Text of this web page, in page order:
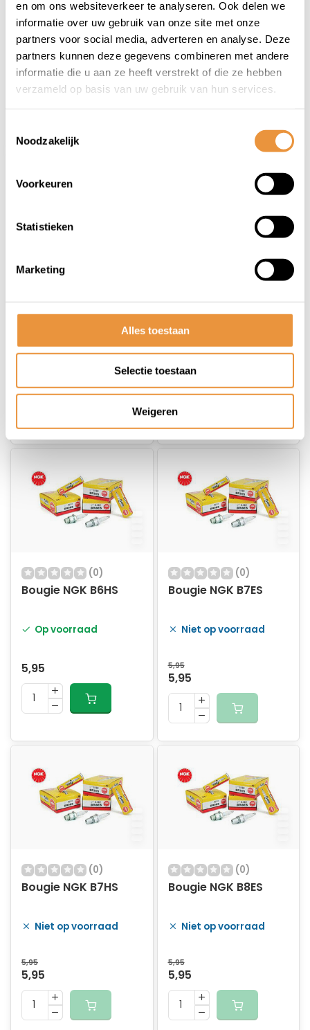
en om ons websiteverkeer te analyseren. Ook delen we
informatie over uw gebruik van onze site met onze
partners voor social media, adverteren en analyse. Deze
partners kunnen deze gegevens combineren met andere
informatie die u aan ze heeft verstrekt of die ze hebben
verzameld op basis van uw gebruik van hun services.
Noodzakelijk
Voorkeuren
Statistieken
Marketing
Alles toestaan
Selectie toestaan
Weigeren
BR10HIX
Niet op voorraad
19,95
Niet op voorraad
18,95
19,95
Niet op voorraad
5,95
(0)
Bougie NGK B6HS
Op voorraad
5,95
(0)
Bougie NGK B7ES
Niet op voorraad
5,95
5,95
(0)
Bougie NGK B7HS
Niet op voorraad
5,95
5,95
(0)
Bougie NGK B8ES
Niet op voorraad
5,95
5,95